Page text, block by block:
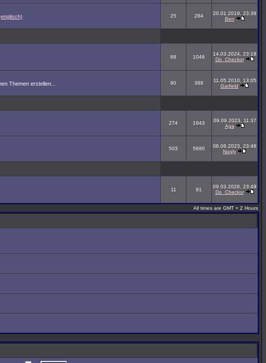
25 284
20.01.2019, 23:39
Ben
88 1046
14.03.2024, 23:18
Do_Checkor
Themen erstellen... 90 388
11.05.2010, 13:05
Garfield
274 1943
09.09.2023, 11:37
Aga
503 5690
08.06.2023, 23:48
Nogly
11 91
09.03.2026, 23:49
Do_Checkor
All times are GMT + 2 Hours